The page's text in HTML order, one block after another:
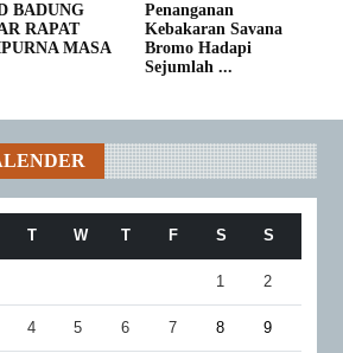
BADUNG
RAPAT
MASA
Penanganan
Kebakaran Savana
Bromo Hadapi
Sejumlah ...
T W T F S S
1 2
4 5 6 7 8 9